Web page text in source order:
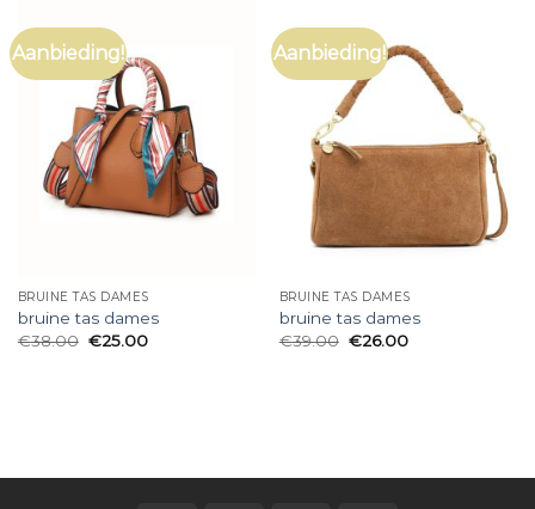
Aanbieding!
BRUINE TAS DAMES
bruine tas dames
€38.00 €25.00
Aanbieding!
BRUINE TAS DAMES
bruine tas dames
€39.00 €26.00